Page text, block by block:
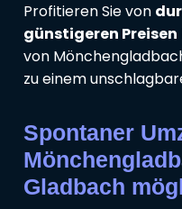
Profitieren Sie von
günstigeren Preisen
von
zu einem
Spontaner
Gladbach